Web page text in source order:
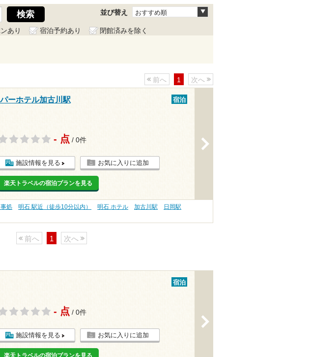
並び替え おすすめ順
あり 宿泊予約あり
閉館済みを除く
前へ 1 次へ
ーホテル加古川駅
宿泊
- 点 / 0件
施設情報を見る お気に入りに追加
楽天トラベルの宿泊プランを見る
処 明石 駅近（徒歩10分以内） 明石 ホテル 加古川駅
日岡駅
前へ 1 次へ
宿泊
- 点 / 0件
施設情報を見る お気に入りに追加
楽天トラベルの宿泊プランを見る